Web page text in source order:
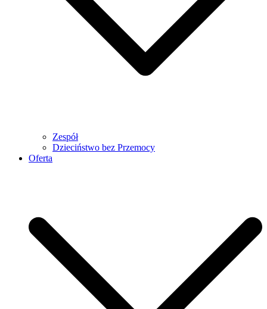
Zespół
Dzieciństwo bez Przemocy
Oferta